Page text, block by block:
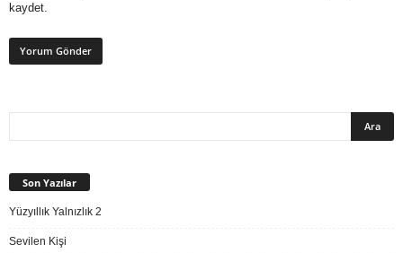
kaydet.
Son Yazılar
Yüzyıllık Yalnızlık 2
Sevilen Kişi